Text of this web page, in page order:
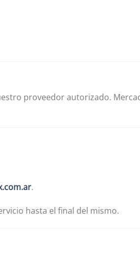
proveedor autorizado.
.
hasta el final del mismo.